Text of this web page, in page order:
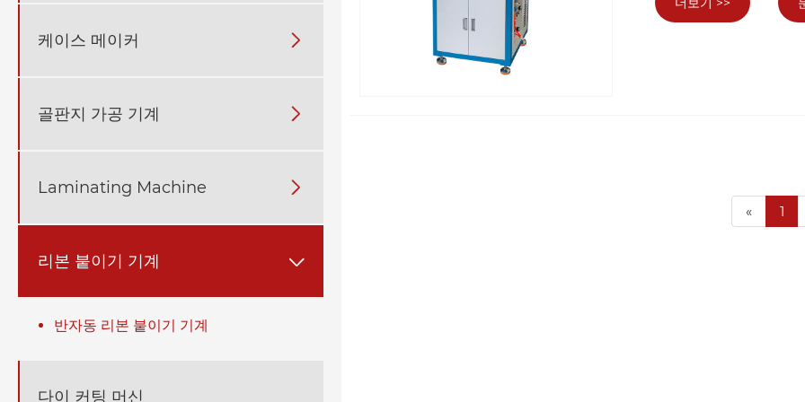
케이스 메이커 
골판지 가공 기계 
Laminating Machine 
리본 붙이기 기계 
반자동 리본 붙이기 기계
다이 커팅 머신
« 1